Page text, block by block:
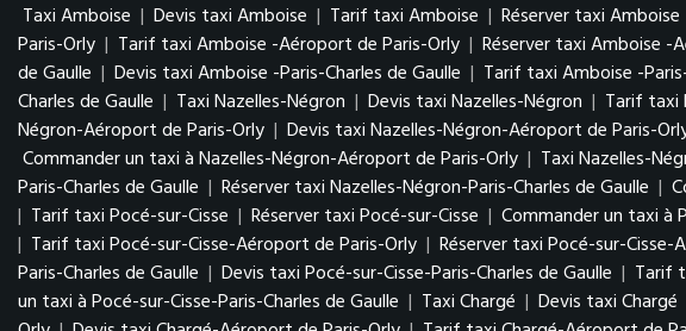
Taxi Amboise | Devis taxi Amboise | Tarif taxi Amboise | Réserver taxi Amboise
Paris-Orly | Tarif taxi Amboise -Aéroport de Paris-Orly | Réserver taxi Amboise -
de Gaulle | Devis taxi Amboise -Paris-Charles de Gaulle | Tarif taxi Amboise -
Charles de Gaulle | Taxi Nazelles-Négron | Devis taxi Nazelles-Négron | Tarif taxi
Négron-Aéroport de Paris-Orly | Devis taxi Nazelles-Négron-Aéroport de Paris-
Commander un taxi à Nazelles-Négron-Aéroport de Paris-Orly | Taxi Nazelles-
Paris-Charles de Gaulle | Réserver taxi Nazelles-Négron-Paris-Charles de Gaulle |
| Tarif taxi Pocé-sur-Cisse | Réserver taxi Pocé-sur-Cisse | Commander un taxi à
| Tarif taxi Pocé-sur-Cisse-Aéroport de Paris-Orly | Réserver taxi Pocé-sur-
Paris-Charles de Gaulle | Devis taxi Pocé-sur-Cisse-Paris-Charles de Gaulle | Tarif
un taxi à Pocé-sur-Cisse-Paris-Charles de Gaulle | Taxi Chargé | Devis taxi Chargé